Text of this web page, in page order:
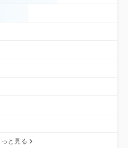
久芳（旧）＊
美町（旧）＊
柿町（旧）＊
っと見る